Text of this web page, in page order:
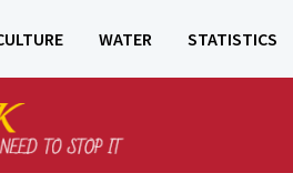
WATER STATISTICS